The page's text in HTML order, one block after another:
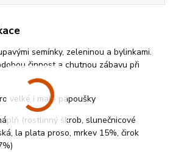
semínky, zeleninou a bylinkami.
činnost a chutnou zábavu při
velké i malé papoušky
(rostlinný škrob, slunečnicové
la plata proso, mrkev 15%, čirok